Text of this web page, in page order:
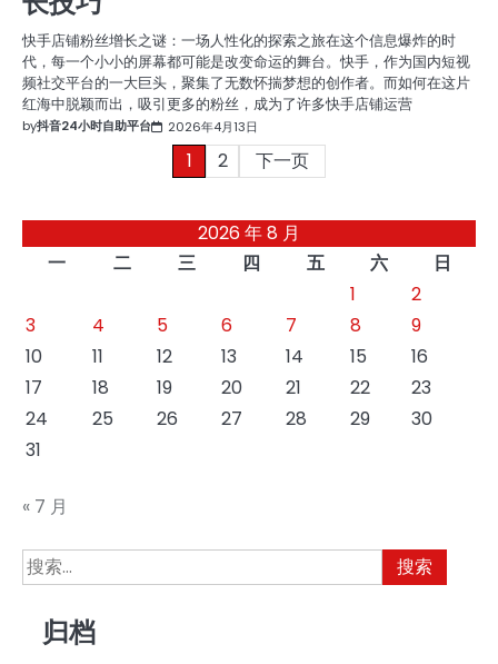
快手店铺粉丝增长之谜：一场人性化的探索之旅在这个信息爆炸的时
代，每一个小小的屏幕都可能是改变命运的舞台。快手，作为国内短视
频社交平台的一大巨头，聚集了无数怀揣梦想的创作者。而如何在这片
红海中脱颖而出，吸引更多的粉丝，成为了许多快手店铺运营
by抖音24小时自助平台 2026年4月13日
分
1 2 下一页
2026 年 8 月
一
二 三 四 五 六
日
1
2
3
4 5 6 7 8
9
10
11 12 13 14 15
16
17
18 19 20 21 22
23
24
25 26 27 28 29
30
31
« 7 月
搜
索：
归档